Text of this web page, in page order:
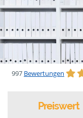
997 Bewertungen
Preiswert